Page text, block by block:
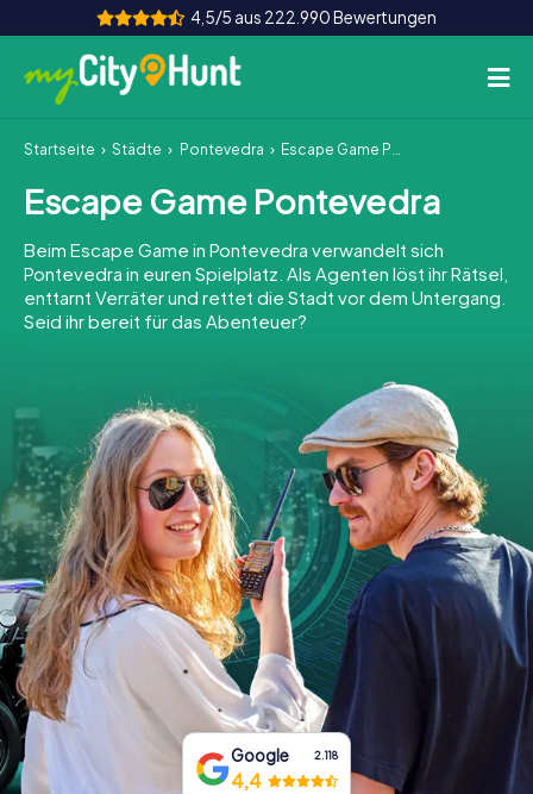
4,5/5 aus 222.990 Bewertungen
So funktioniert's
Städte
Touren
Teamevent
INT AT CH
DE
ES
FR UK
IE
IT
NL
Tickets buchen
Gutscheine bestellen
Startseite Städte Pontevedra Escape Game Pontevedra
Escape Game Pontevedra
Beim Escape Game in Pontevedra verwandelt sich
Pontevedra in euren Spielplatz. Als Agenten löst ihr Rätsel,
enttarnt Verräter und rettet die Stadt vor dem Untergang.
Seid ihr bereit für das Abenteuer?
Google 2.118
4,4